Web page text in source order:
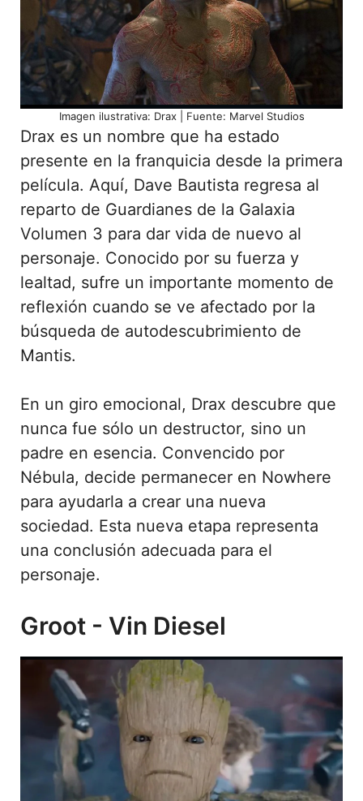
Imagen ilustrativa: Drax | Fuente: Marvel Studios
Drax es un nombre que ha estado
presente en la franquicia desde la primera
película. Aquí, Dave Bautista regresa al
reparto de Guardianes de la Galaxia
Volumen 3 para dar vida de nuevo al
personaje. Conocido por su fuerza y
lealtad, sufre un importante momento de
reflexión cuando se ve afectado por la
búsqueda de autodescubrimiento de
Mantis.
En un giro emocional, Drax descubre que
nunca fue sólo un destructor, sino un
padre en esencia. Convencido por
Nébula, decide permanecer en Nowhere
para ayudarla a crear una nueva
sociedad. Esta nueva etapa representa
una conclusión adecuada para el
personaje.
Groot - Vin Diesel